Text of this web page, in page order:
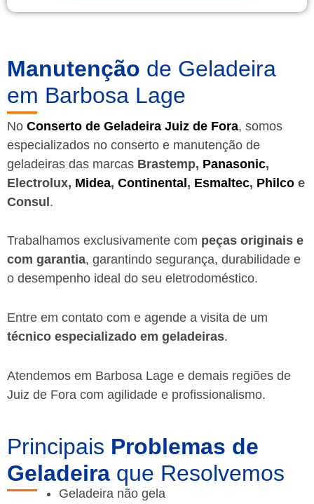
Manutenção de Geladeira
em Barbosa Lage
No Conserto de Geladeira Juiz de Fora, somos
especializados no conserto e manutenção de
geladeiras das marcas Brastemp, Panasonic,
Electrolux, Midea, Continental, Esmaltec, Philco e
Consul.
Trabalhamos exclusivamente com peças originais e
com garantia, garantindo segurança, durabilidade e
o desempenho ideal do seu eletrodoméstico.
Entre em contato com e agende a visita de um
técnico especializado em geladeiras.
Atendemos em Barbosa Lage e demais regiões de
Juiz de Fora com agilidade e profissionalismo.
Principais Problemas de
Geladeira que Resolvemos
Geladeira não gela